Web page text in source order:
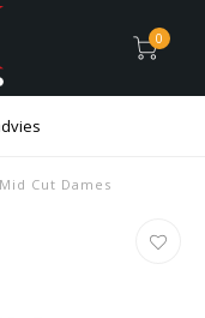
0
Cut Dames